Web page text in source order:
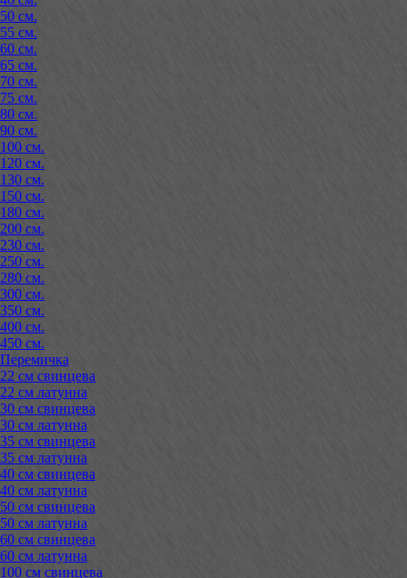
50 см.
55 см.
60 см.
65 см.
70 см.
75 см.
80 см.
90 см.
100 см.
120 см.
130 см.
150 см.
180 см.
200 см.
230 см.
250 см.
280 см.
300 см.
350 см.
400 см.
450 см.
Перемичка
22 см свинцева
22 см латунна
30 см свинцева
30 см латунна
35 см свинцева
35 см латунна
40 см свинцева
40 см латунна
50 см свинцева
50 см латунна
60 см свинцева
60 см латунна
100 см свинцева